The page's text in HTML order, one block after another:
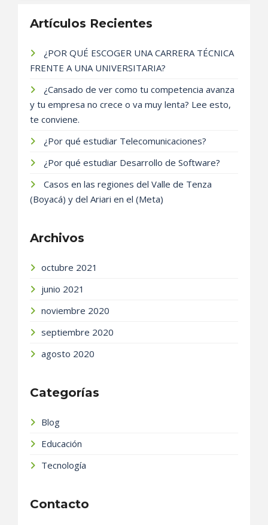
Artículos Recientes
¿POR QUÉ ESCOGER UNA CARRERA TÉCNICA
FRENTE A UNA UNIVERSITARIA?
¿Cansado de ver como tu competencia avanza
y tu empresa no crece o va muy lenta? Lee esto,
te conviene.
¿Por qué estudiar Telecomunicaciones?
¿Por qué estudiar Desarrollo de Software?
Casos en las regiones del Valle de Tenza
(Boyacá) y del Ariari en el (Meta)
Archivos
octubre 2021
junio 2021
noviembre 2020
septiembre 2020
agosto 2020
Categorías
Blog
Educación
Tecnología
Contacto